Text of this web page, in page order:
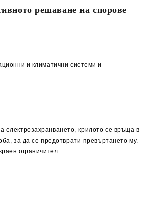
решаване на спорове
и климатични системи и
крилото се връща в
за да се предотврати превъртането му.
ограничител.